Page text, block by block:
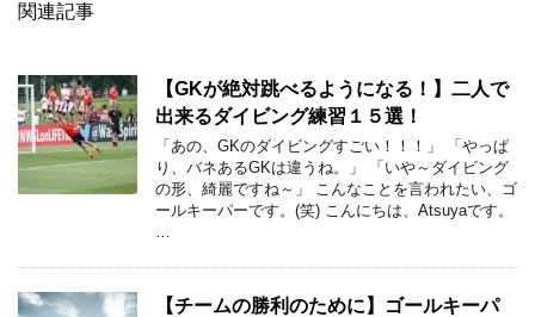
関連記事
【GKが絶対跳べるようになる！】二人で
出来るダイビング練習１５選！
「あの、GKのダイビングすごい！！！」 「やっぱ
り、バネあるGKは違うね。」 「いや～ダイビング
の形、綺麗ですね～」 こんなことを言われたい、ゴ
ールキーパーです。(笑) こんにちは、Atsuyaです。
…
【チームの勝利のために】ゴールキーパ